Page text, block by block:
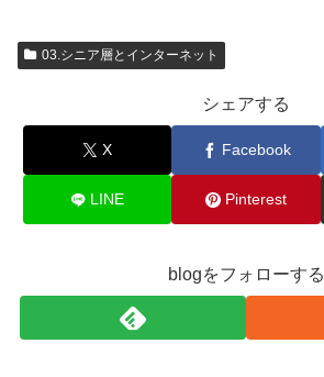
03.シニア層とインターネット
シェアする
X Facebook
LINE Pinterest
blogをフォローする